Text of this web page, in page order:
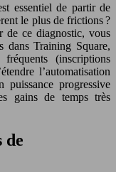
essentiel de partir de
le plus de frictions ?
de ce diagnostic, vous
dans Training Square,
(inscriptions
l’automatisation
progressive
gains de temps très
de